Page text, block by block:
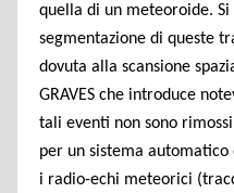
quella di un meteoroide. Si
segmentazione di queste
dovuta alla scansione
GRAVES che introduce
tali eventi non sono
per un sistema
i radio-echi meteorici